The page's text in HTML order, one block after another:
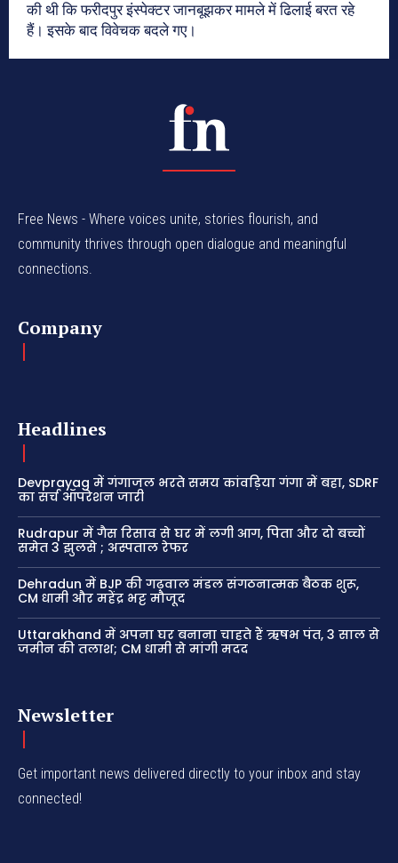
की थी कि फरीदपुर इंस्पेक्टर जानबूझकर मामले में ढिलाई बरत रहे
हैं। इसके बाद विवेचक बदले गए।
Free News - Where voices unite, stories flourish, and
community thrives through open dialogue and meaningful
connections.
Company
Headlines
Devprayag में गंगाजल भरते समय कांवड़िया गंगा में बहा, SDRF
का सर्च ऑपरेशन जारी
Rudrapur में गैस रिसाव से घर में लगी आग, पिता और दो बच्चों
समेत 3 झुलसे ; अस्पताल रेफर
Dehradun में BJP की गढ़वाल मंडल संगठनात्मक बैठक शुरू,
CM धामी और महेंद्र भट्ट मौजूद
Uttarakhand में अपना घर बनाना चाहते हैं ऋषभ पंत, 3 साल से
जमीन की तलाश; CM धामी से मांगी मदद
Newsletter
Get important news delivered directly to your inbox and stay
connected!